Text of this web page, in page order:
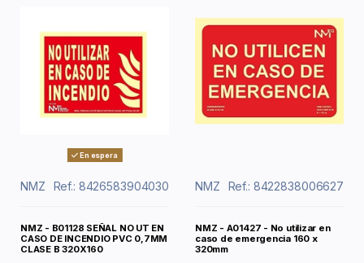
En espera
NMZ Ref.: 8426583904030
NMZ - B01128 SEÑAL NO UT EN
CASO DE INCENDIO PVC 0,7MM
CLASE B 320X160
NMZ Ref.: 8422838006627
NMZ - A01427 - No utilizar en
caso de emergencia 160 x
320mm